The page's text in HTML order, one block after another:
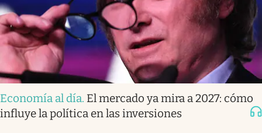
Economía al día. El mercado ya mira a 2027: cómo
influye la política en las inversiones